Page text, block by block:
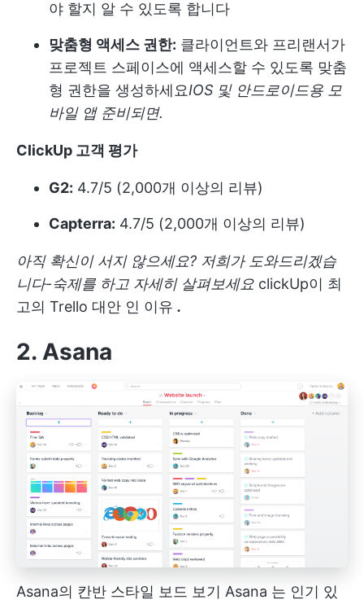
야 할지 알 수 있도록 합니다
맞춤형 액세스 권한: 클라이언트와 프리랜서가
프로젝트 스페이스에 액세스할 수 있도록 맞춤
형 권한을 생성하세요IOS 및 안드로이드용 모
바일 앱 준비되면.
ClickUp 고객 평가
G2: 4.7/5 (2,000개 이상의 리뷰)
Capterra: 4.7/5 (2,000개 이상의 리뷰)
아직 확신이 서지 않으세요? 저희가 도와드리겠습
니다-숙제를 하고 자세히 살펴보세요 clickUp이 최
고의 Trello 대안 인 이유 .
2. Asana
Asana의 칸반 스타일 보드 보기 Asana 는 인기 있